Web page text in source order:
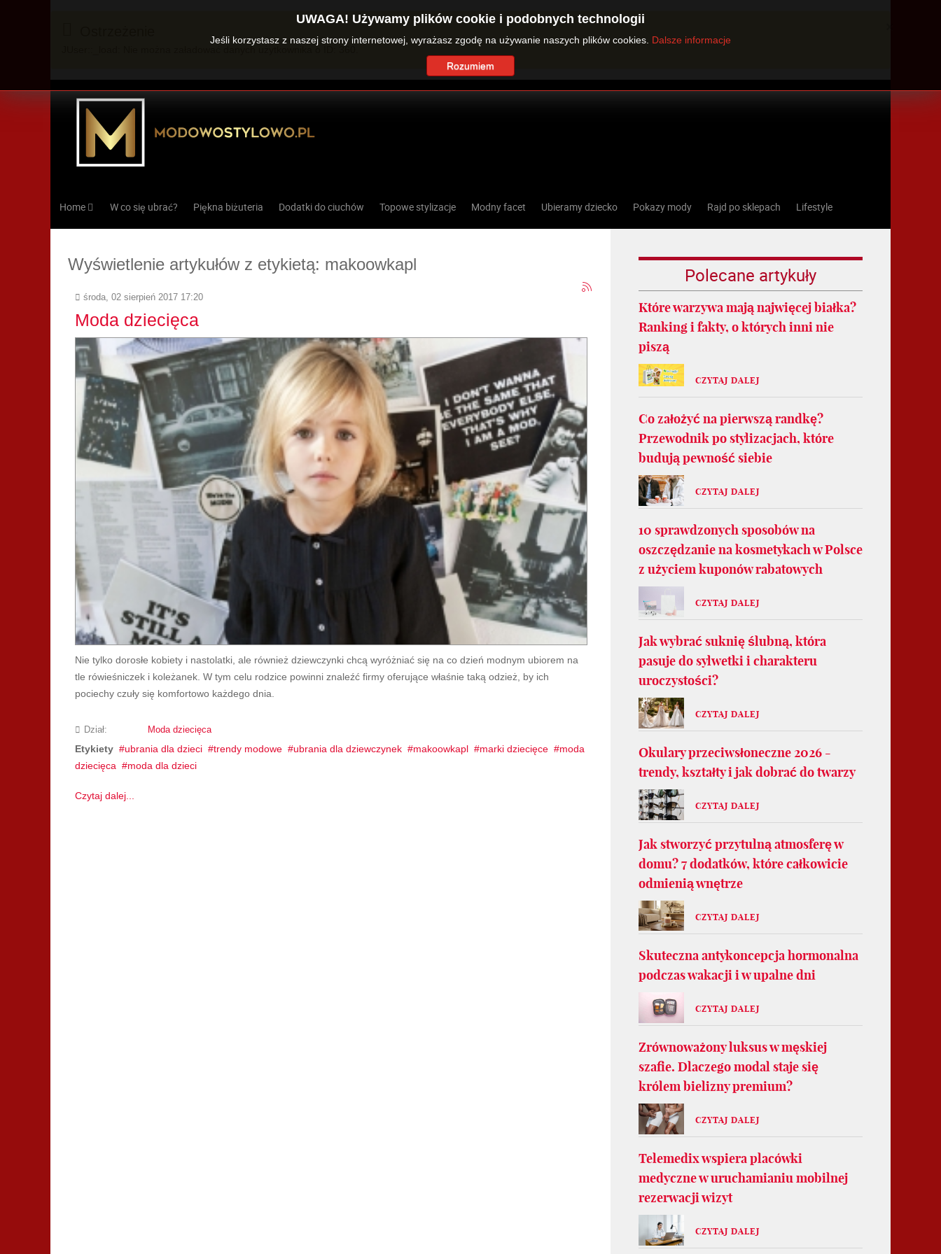
Home W co się ubrać? Piękna biżuteria Dodatki do ciuchów Topowe stylizacje Modny facet Ubieramy dziecko Pokazy mody Rajd po sklepach Lifestyle
Wyświetlenie artykułów z etykietą: makoowkapl
środa, 02 sierpień 2017 17:20
Moda dziecięca
Nie tylko dorosłe kobiety i nastolatki, ale również dziewczynki chcą wyróżniać się na co dzień modnym ubiorem na
tle rówieśniczek i koleżanek. W tym celu rodzice powinni znaleźć firmy oferujące właśnie taką odzież, by ich
pociechy czuły się komfortowo każdego dnia.
Dział: Moda dziecięca
Etykiety ubrania dla dzieci trendy modowe ubrania dla dziewczynek makoowkapl marki dziecięce
moda
dziecięca
moda dla dzieci
Czytaj dalej...
Polecane artykuły
Które warzywa mają najwięcej białka?
Ranking i fakty, o których inni nie
piszą
CZYTAJ DALEJ
Co założyć na pierwszą randkę?
Przewodnik po stylizacjach, które
budują pewność siebie
CZYTAJ DALEJ
10 sprawdzonych sposobów na
oszczędzanie na kosmetykach w Polsce
z użyciem kuponów rabatowych
CZYTAJ DALEJ
Jak wybrać suknię ślubną, która
pasuje do sylwetki i charakteru
uroczystości?
CZYTAJ DALEJ
Okulary przeciwsłoneczne 2026 -
trendy, kształty i jak dobrać do twarzy
CZYTAJ DALEJ
Jak stworzyć przytulną atmosferę w
domu? 7 dodatków, które całkowicie
odmienią wnętrze
CZYTAJ DALEJ
Skuteczna antykoncepcja hormonalna
podczas wakacji i w upalne dni
CZYTAJ DALEJ
Zrównoważony luksus w męskiej
szafie. Dlaczego modal staje się
królem bielizny premium?
CZYTAJ DALEJ
Telemedix wspiera placówki
medyczne w uruchamianiu mobilnej
rezerwacji wizyt
CZYTAJ DALEJ
UWAGA! Używamy plików cookie i podobnych technologii
Jeśli korzystasz z naszej strony internetowej, wyrażasz zgodę na używanie naszych plików cookies. Dalsze informacje
Rozumiem